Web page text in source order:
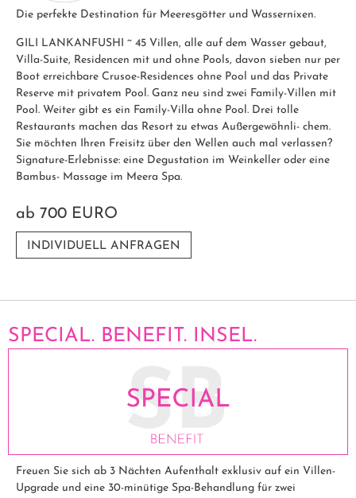
Die perfekte Destination für Meeresgötter und Wassernixen.
GILI LANKANFUSHI ~ 45 Villen, alle auf dem Wasser gebaut,
Villa-Suite, Residencen mit und ohne Pools, davon sieben nur per
Boot erreichbare Crusoe-Residences ohne Pool und das Private
Reserve mit privatem Pool. Ganz neu sind zwei Family-Villen mit
Pool. Weiter gibt es ein Family-Villa ohne Pool. Drei tolle
Restaurants machen das Resort zu etwas Außergewöhnli- chem.
Sie möchten Ihren Freisitz über den Wellen auch mal verlassen?
Signature-Erlebnisse: eine Degustation im Weinkeller oder eine
Bambus- Massage im Meera Spa.
ab 700 EURO
INDIVIDUELL ANFRAGEN
SPECIAL. BENEFIT. INSEL.
Freuen Sie sich ab 3 Nächten Aufenthalt exklusiv auf ein Villen-
Upgrade und eine 30-minütige Spa-Behandlung für zwei